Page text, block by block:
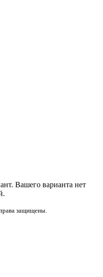
Вашего варианта нет
защищены.